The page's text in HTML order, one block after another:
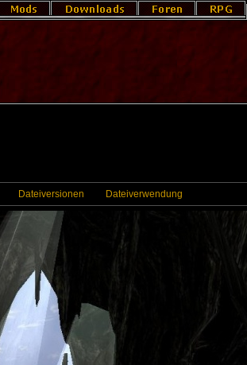
Dateiversionen Dateiverwendung